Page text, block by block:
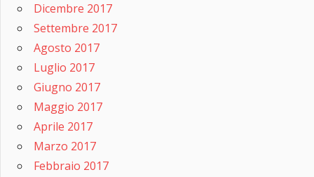
Dicembre 2017
Settembre 2017
Agosto 2017
Luglio 2017
Giugno 2017
Maggio 2017
Aprile 2017
Marzo 2017
Febbraio 2017